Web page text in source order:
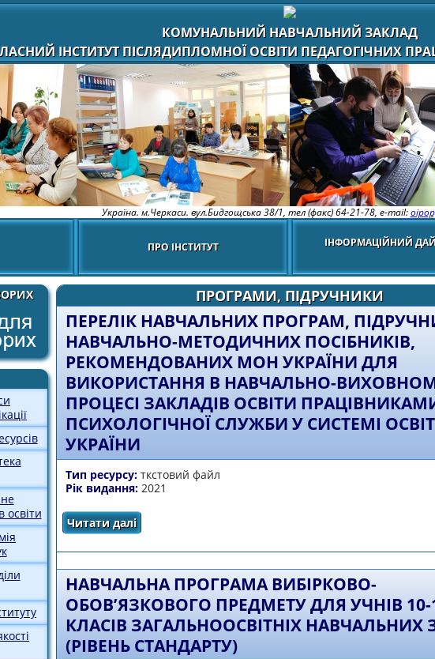
КОМУНАЛЬНИЙ НАВЧАЛЬНИЙ ЗАКЛАД
ІНСТИТУТ ПІСЛЯДИПЛОМНОЇ ОСВІТИ ПЕДАГОГІЧНИХ
Україна. м.Черкаси. вул.Бидгощська 38/1, тел (факс) 64-21-78, e-mail:
ПРО ІНСТИТУТ ІНФОРМАЦІЙНИЙ
освіти
ПРОГРАМИ, ПІДРУЧНИКИ
ПЕРЕЛІК НАВЧАЛЬНИХ ПРОГРАМ,
НАВЧАЛЬНО-МЕТОДИЧНИХ ПОСІБНИКІВ,
РЕКОМЕНДОВАНИХ МОН УКРАЇНИ ДЛЯ
ВИКОРИСТАННЯ В НАВЧАЛЬНО-
ПРОЦЕСІ ЗАКЛАДІВ ОСВІТИ
ПСИХОЛОГІЧНОЇ СЛУЖБИ У СИСТЕМІ
УКРАЇНИ
Тип ресурсу: ткстовий файл
Рік видання: 2021
Читати далі
рекомендованих МОН України для використання в
працівниками психологічної
НАВЧАЛЬНА ПРОГРАМА ВИБІРКОВО-
ОБОВ’ЯЗКОВОГО ПРЕДМЕТУ ДЛЯ УЧНІВ 10-
КЛАСІВ ЗАГАЛЬНООСВІТНІХ НАВЧАЛЬНИХ
(РІВЕНЬ СТАНДАРТУ)